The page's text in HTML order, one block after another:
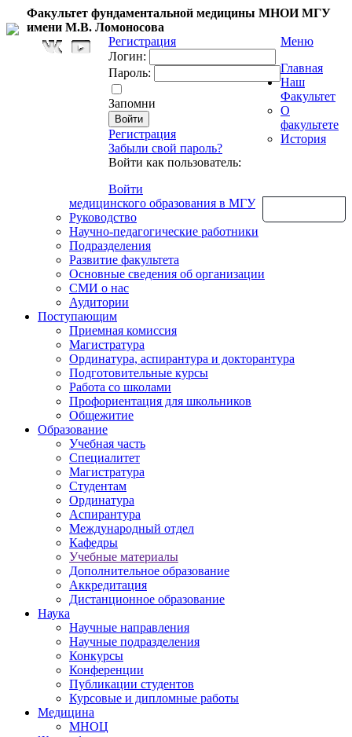
Факультет фундаментальной медицины МНОИ МГУ
имени М.В. Ломоносова
Регистрация
Логин:
Пароль:
Запомни
Регистрация
Забыли свой пароль?
Войти как пользователь:
Войти
Меню
Главная
Наш
Факультет
О
факультете
История
медицинского образования в МГУ
Руководство
Научно-педагогические работники
Подразделения
Развитие факультета
Основные сведения об организации
СМИ о нас
Аудитории
Поступающим
Приемная комиссия
Магистратура
Ординатура, аспирантура и докторантура
Подготовительные курсы
Работа со школами
Профориентация для школьников
Общежитие
Образование
Учебная часть
Специалитет
Магистратура
Студентам
Ординатура
Аспирантура
Международный отдел
Кафедры
Учебные материалы
Дополнительное образование
Аккредитация
Дистанционное образование
Наука
Научные направления
Научные подразделения
Конкурсы
Конференции
Публикации студентов
Курсовые и дипломные работы
Медицина
МНОЦ